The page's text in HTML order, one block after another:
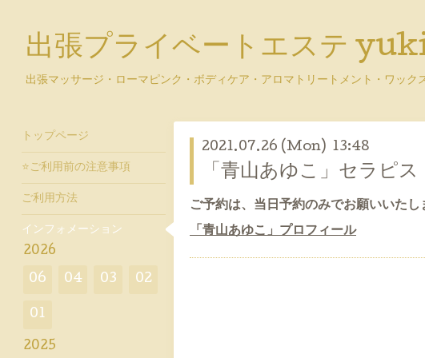
出張プライベートエステ
出張マッサージ・ローマピンク・ボディケア・アロマトリートメント・ワック
2021.07.26 (Mon) 13:48
「青山あゆこ」セラピ
ご予約は、当日予約のみでお願いいたし
「青山あゆこ」プロフィール
トップページ
⭐ご利用前の注意事項
ご利用方法
インフォメーション
2026
06 04 03 02
01
2025